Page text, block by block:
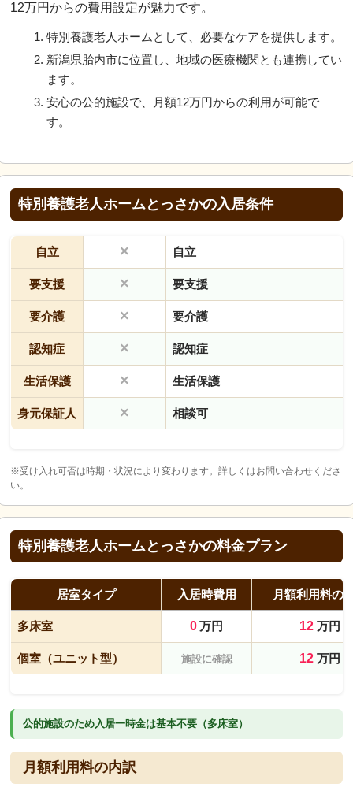
12万円からの費用設定が魅力です。
特別養護老人ホームとして、必要なケアを提供します。
新潟県胎内市に位置し、地域の医療機関とも連携してい
ます。
安心の公的施設で、月額12万円からの利用が可能で
す。
特別養護老人ホームとっさかの入居条件
自立 × 自立
要支援 × 要支援
要介護 × 要介護
認知症 × 認知症
生活保護 × 生活保護
身元保証人 × 相談可
※受け入れ可否は時期・状況により変わります。詳しくはお問い合わせくださ
い。
特別養護老人ホームとっさかの料金プラン
居室タイプ 入居時費用 月額利用料の
多床室 0万円 12万円
個室（ユニット型） 施設に確認 12万円
公的施設のため入居一時金は基本不要（多床室）
月額利用料の内訳